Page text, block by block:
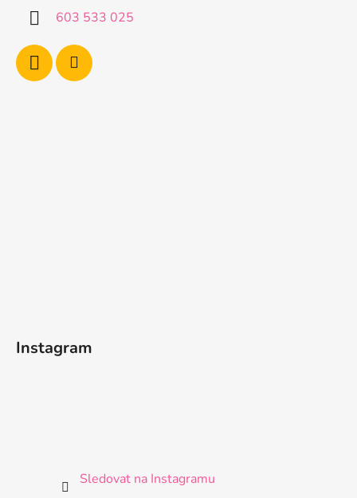
603 533 025
Instagram
Sledovat na Instagramu